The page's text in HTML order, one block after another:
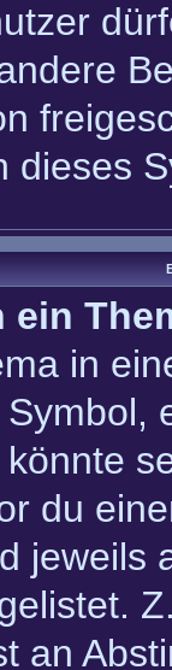
dieses
ein
in
du
jeweils
an